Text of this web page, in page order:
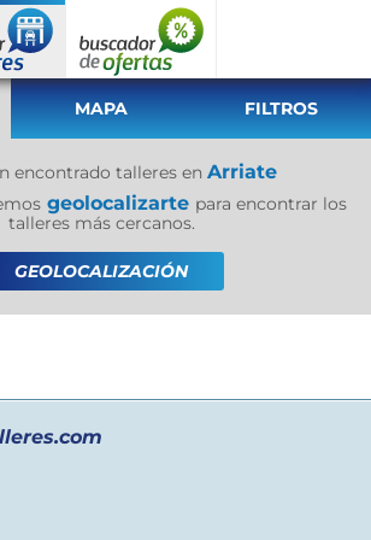
MAPA FILTROS
encontrado talleres en Arriate
geolocalizarte para encontrar los
talleres más cercanos.
GEOLOCALIZACIÓN